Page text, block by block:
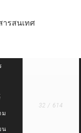
ารสนเทศ
ม
น
32 / 614